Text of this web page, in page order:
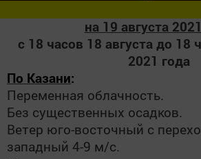
на 19 августа
с 18 часов 18 августа до 18
2021 года
По Казани:
Переменная облачность.
Без существенных осадков.
Ветер юго-восточный с
западный 4-9 м/с.